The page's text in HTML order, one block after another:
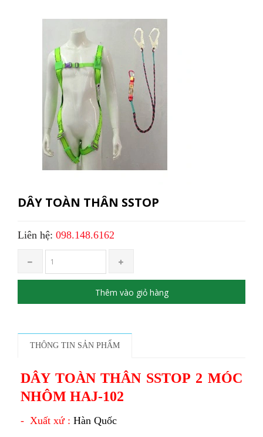
DÂY TOÀN THÂN SSTOP
Liên hệ: 098.148.6162
Thêm vào giỏ hàng
THÔNG TIN SẢN PHẨM
DÂY TOÀN THÂN SSTOP 2 MÓC
NHÔM HAJ-102
- Xuất xứ : Hàn Quốc